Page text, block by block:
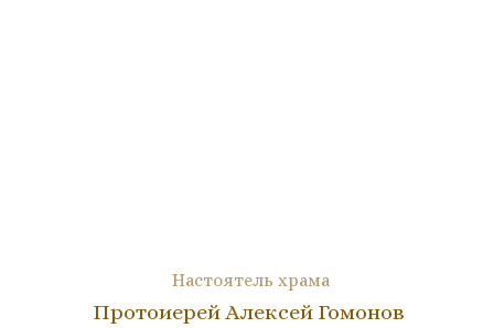
Настоятель храма
Протоиерей Алексей Гомонов